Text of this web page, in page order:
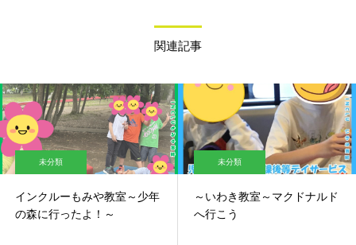
関連記事
未分類
インクルーもみや教室～少年
の森に行ったよ！～
未分類
～いわき教室～マクドナルド
へ行こう